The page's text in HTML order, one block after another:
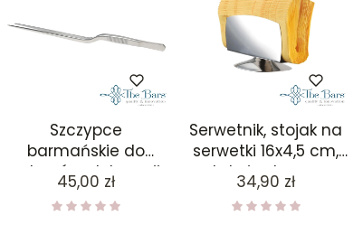
Szczypce
barmańskie do
cytrusów, dekoracji,
garnishu duże 26,5
cm
Cena
45,00 zł
Serwetnik, stojak na
serwetki 16x4,5 cm,
stal nierdzewna
Cena
34,90 zł